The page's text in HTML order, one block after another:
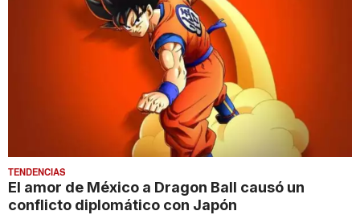
TENDENCIAS
El amor de México a Dragon Ball causó un
conflicto diplomático con Japón